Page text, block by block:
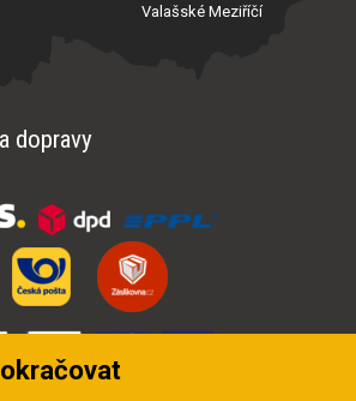
Valašské Meziříčí
dopravy